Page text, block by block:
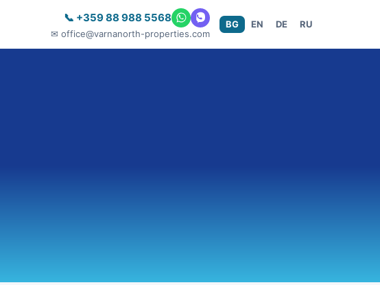
BG EN DE RU
📞 +359 88 988 5568
✉ office@varnanorth-properties.com